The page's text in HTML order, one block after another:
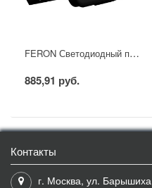
FERON Светодиодный прожектор LL-611 20W RGB IP65
885,91 руб.
Контакты
г. Москва, ул.